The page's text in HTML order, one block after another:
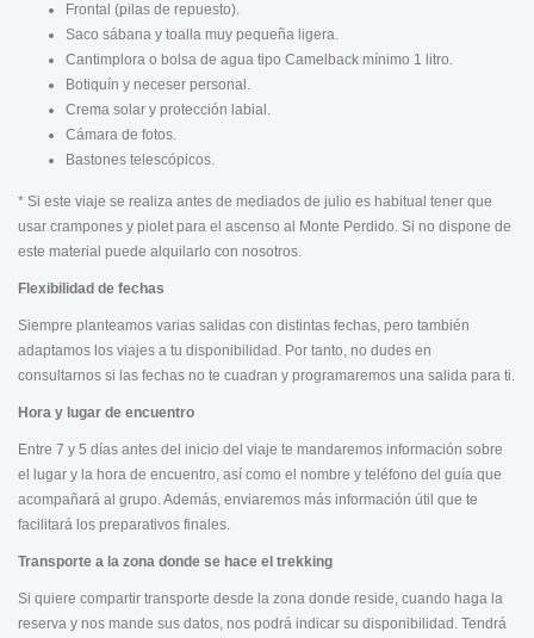
Frontal (pilas de repuesto).
Saco sábana y toalla muy pequeña ligera.
Cantimplora o bolsa de agua tipo Camelback mínimo 1 litro.
Botiquín y neceser personal.
Crema solar y protección labial.
Cámara de fotos.
Bastones telescópicos.
* Si este viaje se realiza antes de mediados de julio es habitual tener que
usar crampones y piolet para el ascenso al Monte Perdido. Si no dispone de
este material puede alquilarlo con nosotros.
Flexibilidad de fechas
Siempre planteamos varias salidas con distintas fechas, pero también
adaptamos los viajes a tu disponibilidad. Por tanto, no dudes en
consultarnos si las fechas no te cuadran y programaremos una salida para ti.
Hora y lugar de encuentro
Entre 7 y 5 días antes del inicio del viaje te mandaremos información sobre
el lugar y la hora de encuentro, así como el nombre y teléfono del guía que
acompañará al grupo. Además, enviaremos más información útil que te
facilitará los preparativos finales.
Transporte a la zona donde se hace el trekking
Si quiere compartir transporte desde la zona donde reside, cuando haga la
reserva y nos mande sus datos, nos podrá indicar su disponibilidad. Tendrá